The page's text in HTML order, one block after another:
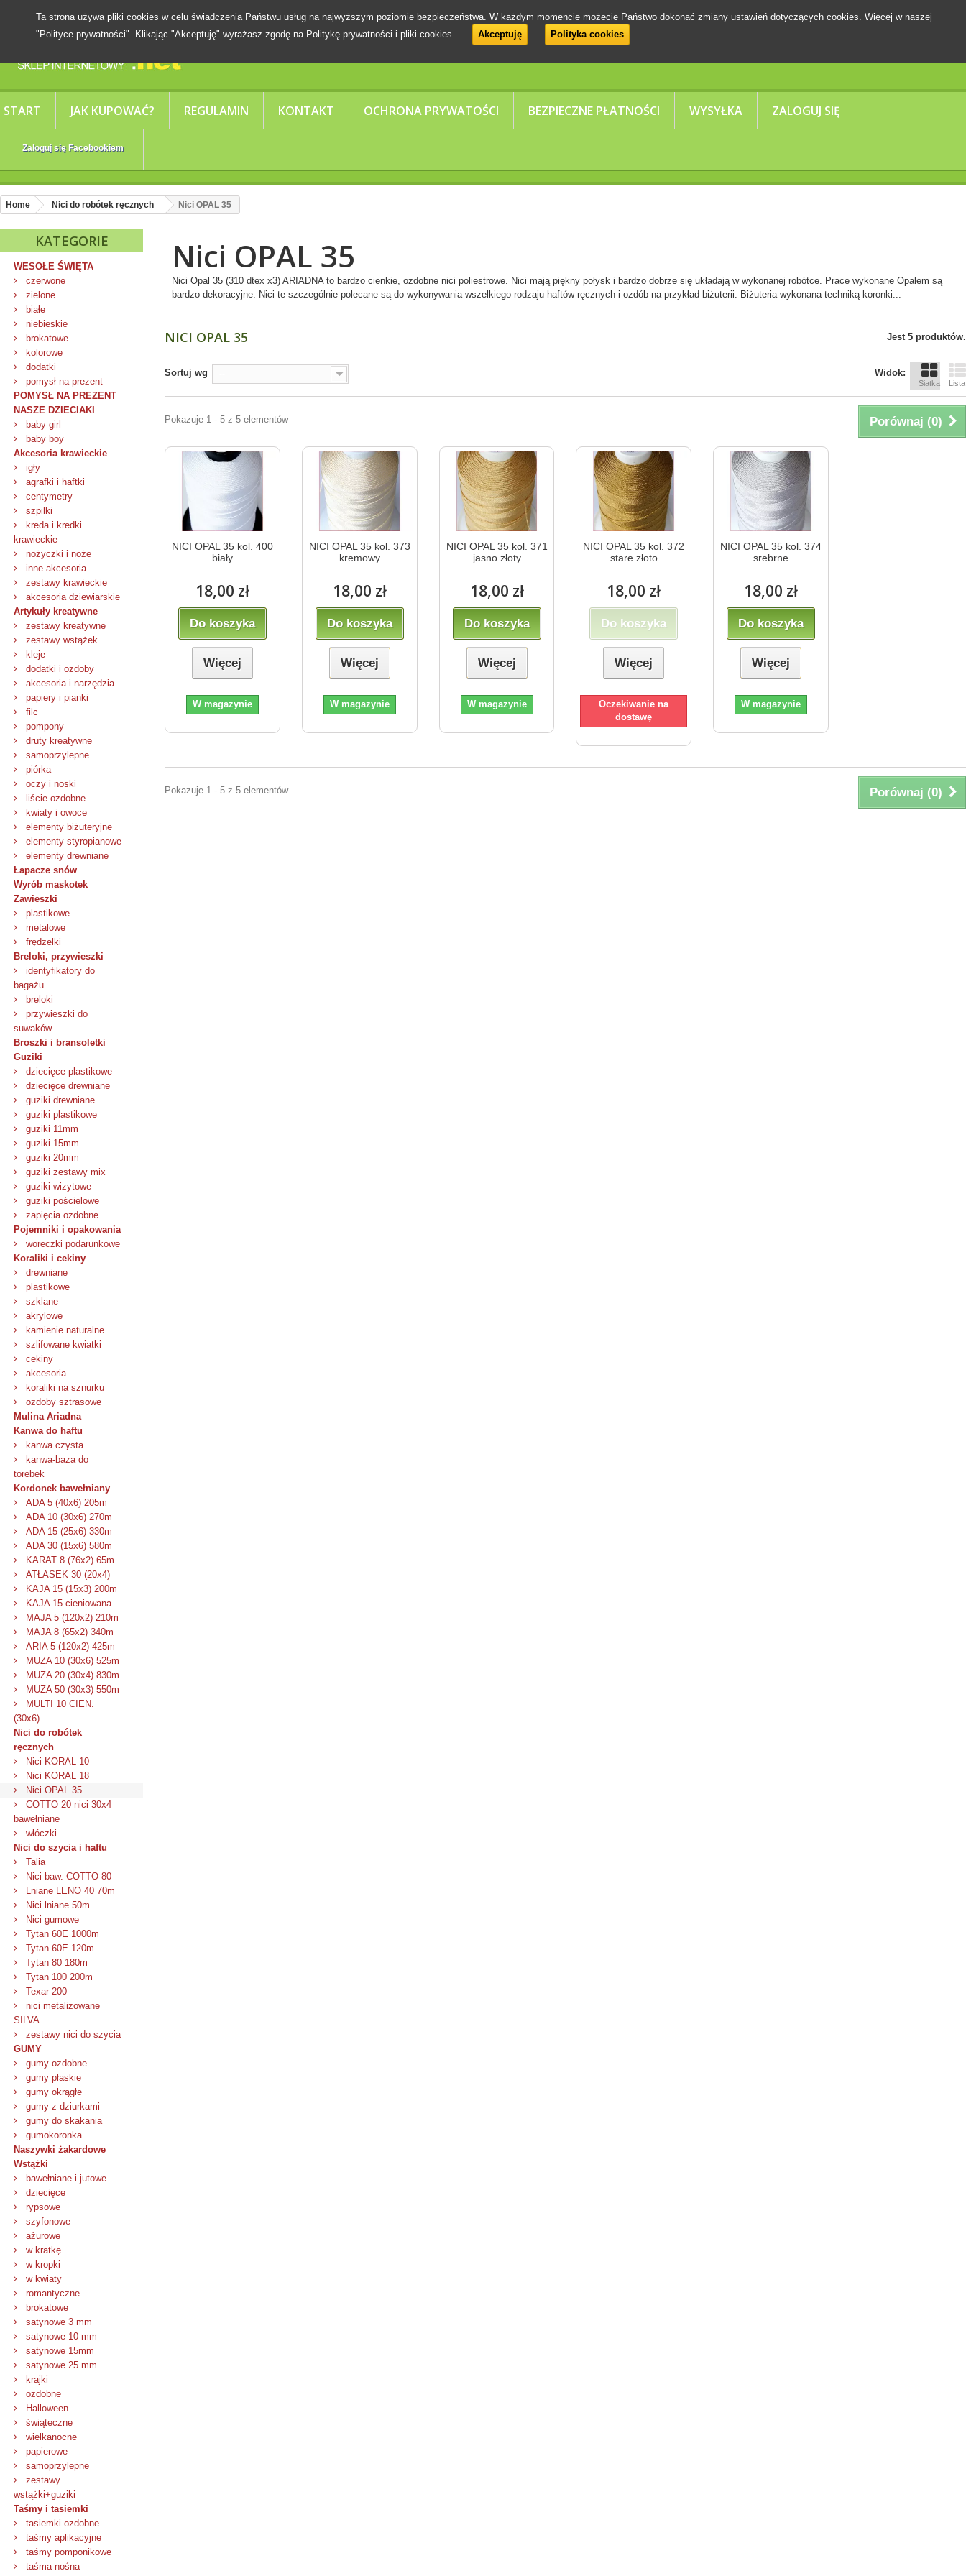
START JAK KUPOWAĆ? REGULAMIN KONTAKT OCHRONA PRYWATOŚCI BEZPIECZNE PŁATNOŚCI WYSYŁKA ZALOGUJ SIĘ
Zaloguj się Facebookiem
Ta strona używa pliki cookies w celu świadczenia Państwu usług na najwyższym poziomie bezpieczeństwa. W każdym momencie możecie Państwo dokonać zmiany ustawień dotyczących cookies. Więcej w naszej
"Polityce prywatności". Klikając "Akceptuję" wyrażasz zgodę na Politykę prywatności i pliki cookies.
Akceptuję Polityka cookies
Home Nici do robótek ręcznych Nici OPAL 35
KATEGORIE
WESOŁE ŚWIĘTA
czerwone
zielone
białe
niebieskie
brokatowe
kolorowe
dodatki
pomysł na prezent
POMYSŁ NA PREZENT
NASZE DZIECIAKI
baby girl
baby boy
Akcesoria krawieckie
igły
agrafki i haftki
centymetry
szpilki
kreda i kredki
krawieckie
nożyczki i noże
inne akcesoria
zestawy krawieckie
akcesoria dziewiarskie
Artykuły kreatywne
zestawy kreatywne
zestawy wstążek
kleje
dodatki i ozdoby
akcesoria i narzędzia
papiery i pianki
filc
pompony
druty kreatywne
samoprzylepne
piórka
oczy i noski
liście ozdobne
kwiaty i owoce
elementy biżuteryjne
elementy styropianowe
elementy drewniane
Łapacze snów
Wyrób maskotek
Zawieszki
plastikowe
metalowe
frędzelki
Breloki, przywieszki
identyfikatory do
bagażu
breloki
przywieszki do
suwaków
Broszki i bransoletki
Guziki
dziecięce plastikowe
dziecięce drewniane
guziki drewniane
guziki plastikowe
guziki 11mm
guziki 15mm
guziki 20mm
guziki zestawy mix
guziki wizytowe
guziki pościelowe
zapięcia ozdobne
Pojemniki i opakowania
woreczki podarunkowe
Koraliki i cekiny
drewniane
plastikowe
szklane
akrylowe
kamienie naturalne
szlifowane kwiatki
cekiny
akcesoria
koraliki na sznurku
ozdoby sztrasowe
Mulina Ariadna
Kanwa do haftu
kanwa czysta
kanwa-baza do
torebek
Kordonek bawełniany
ADA 5 (40x6) 205m
ADA 10 (30x6) 270m
ADA 15 (25x6) 330m
ADA 30 (15x6) 580m
KARAT 8 (76x2) 65m
ATŁASEK 30 (20x4)
KAJA 15 (15x3) 200m
KAJA 15 cieniowana
MAJA 5 (120x2) 210m
MAJA 8 (65x2) 340m
ARIA 5 (120x2) 425m
MUZA 10 (30x6) 525m
MUZA 20 (30x4) 830m
MUZA 50 (30x3) 550m
MULTI 10 CIEN.
(30x6)
Nici do robótek
ręcznych
Nici KORAL 10
Nici KORAL 18
Nici OPAL 35
COTTO 20 nici 30x4
bawełniane
włóczki
Nici do szycia i haftu
Talia
Nici baw. COTTO 80
Lniane LENO 40 70m
Nici lniane 50m
Nici gumowe
Tytan 60E 1000m
Tytan 60E 120m
Tytan 80 180m
Tytan 100 200m
Texar 200
nici metalizowane
SILVA
zestawy nici do szycia
GUMY
gumy ozdobne
gumy płaskie
gumy okrągłe
gumy z dziurkami
gumy do skakania
gumokoronka
Naszywki żakardowe
Wstążki
bawełniane i jutowe
dziecięce
rypsowe
szyfonowe
ażurowe
w kratkę
w kropki
w kwiaty
romantyczne
brokatowe
satynowe 3 mm
satynowe 10 mm
satynowe 15mm
satynowe 25 mm
krajki
ozdobne
Halloween
świąteczne
wielkanocne
papierowe
samoprzylepne
zestawy
wstążki+guziki
Taśmy i tasiemki
tasiemki ozdobne
taśmy aplikacyjne
taśmy pomponikowe
taśma nośna
Nici OPAL 35
Nici Opal 35 (310 dtex x3) ARIADNA to bardzo cienkie, ozdobne nici poliestrowe. Nici mają piękny połysk i bardzo dobrze się układają w wykonanej robótce. Prace wykonane Opalem są
bardzo dekoracyjne. Nici te szczególnie polecane są do wykonywania wszelkiego rodzaju haftów ręcznych i ozdób na przykład biżuterii. Biżuteria wykonana techniką koronki...
NICI OPAL 35 Jest 5 produktów.
Widok:
Siatka Lista
Sortuj wg --
Porównaj (0)
Pokazuje 1 - 5 z 5 elementów
NICI OPAL 35 kol. 400
biały
18,00 zł
Do koszyka
Więcej
W magazynie
NICI OPAL 35 kol. 373
kremowy
18,00 zł
Do koszyka
Więcej
W magazynie
NICI OPAL 35 kol. 371
jasno złoty
18,00 zł
Do koszyka
Więcej
W magazynie
NICI OPAL 35 kol. 372
stare złoto
18,00 zł
Do koszyka
Więcej
Oczekiwanie na
dostawę
NICI OPAL 35 kol. 374
srebrne
18,00 zł
Do koszyka
Więcej
W magazynie
Porównaj (0)
Pokazuje 1 - 5 z 5 elementów